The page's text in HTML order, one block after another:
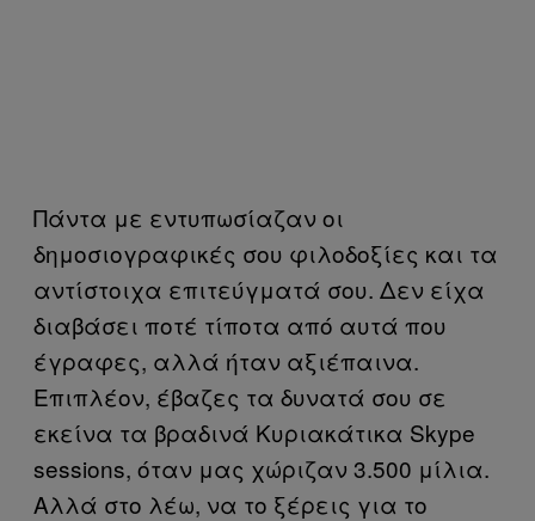
Πάντα με εντυπωσίαζαν οι
δημοσιογραφικές σου φιλοδοξίες και τα
αντίστοιχα επιτεύγματά σου. Δεν είχα
διαβάσει ποτέ τίποτα από αυτά που
έγραφες, αλλά ήταν αξιέπαινα.
Επιπλέον, έβαζες τα δυνατά σου σε
εκείνα τα βραδινά Κυριακάτικα Skype
sessions, όταν μας χώριζαν 3.500 μίλια.
Αλλά στο λέω, να το ξέρεις για το